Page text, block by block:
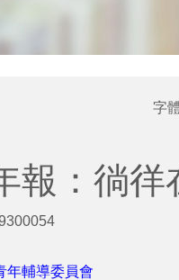
字
報：徜徉
年輔導委員會